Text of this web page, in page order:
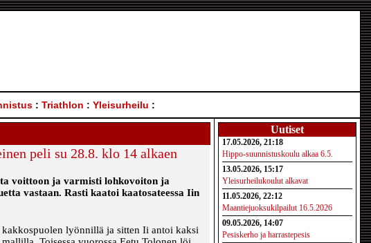
: Triathlon : Yleisurheilu :
peli su 28.8. klo 14 alkaen
voittoon ja varmisti lohkovoiton ja
vastaan. Rasti kaatoi kaatosateessa Iin
kakkospuolen lyönnillä ja sitten Ii antoi kaksi
Uutiset
17.05.2026, 21:18
Hippo-suunnistuskoulu alkaa 6.5.
13.05.2026, 15:17
Yleisurheilukoulut alkavat
11.05.2026, 22:12
Maantiejuoksukilpailut 16.5.2026
09.05.2026, 14:07
Pesiskerho ja harrastepesis